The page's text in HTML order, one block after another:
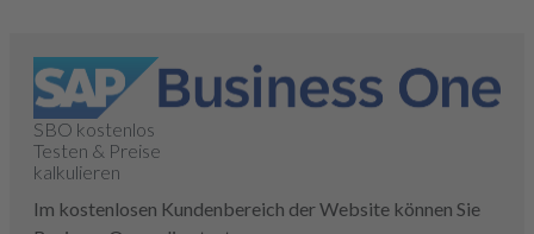
SBO kostenlos
Testen & Preise
kalkulieren
Im kostenlosen Kundenbereich der Website können Sie